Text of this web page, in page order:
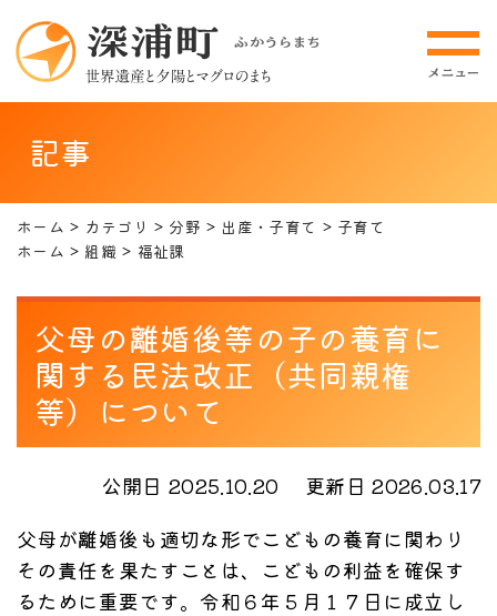
記事
ホーム カテゴリ 分野 出産・子育て
子育て
ホーム
組織 福祉課
父母の離婚後等の子の養育に
関する民法改正（共同親権
等）について
公開日 2025.10.20
更新日 2026.03.17
父母が離婚後も適切な形でこどもの養育に関わり
その責任を果たすことは、こどもの利益を確保す
るために重要です。令和６年５月１７日に成立し